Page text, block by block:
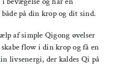
på din krop og dit sind.
af simple Qigong øvelser
flow i din krop og få en
livsenergi, der kaldes Qi på